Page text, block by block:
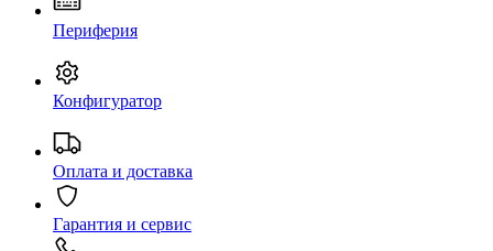
Периферия
Конфигуратор
Оплата и доставка
Гарантия и сервис